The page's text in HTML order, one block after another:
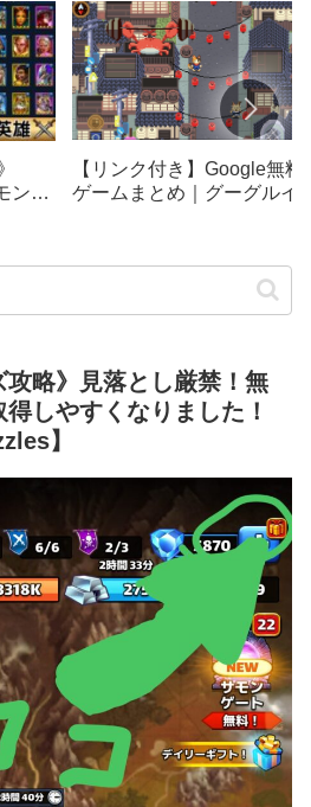
ン】
【リンク付き】Google無料
ゲームまとめ｜グーグルイ
クetc…
攻略》見落とし厳禁！無
しやすくなりました！
】